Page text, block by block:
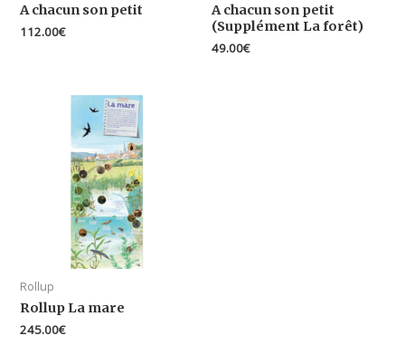
A chacun son petit
112.00€
A chacun son petit
(Supplément La forêt)
49.00€
Rollup
Rollup La mare
245.00€